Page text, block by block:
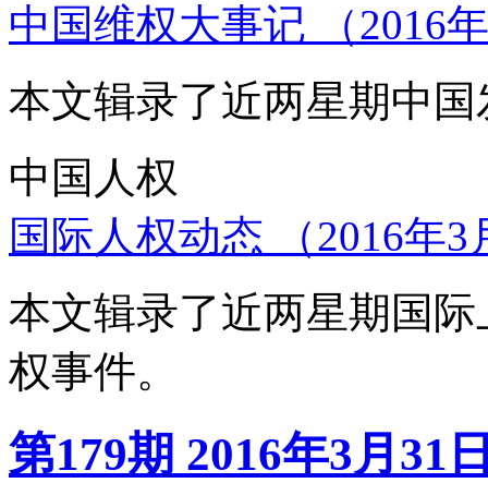
中国维权大事记 （2016
本文辑录了近两星期中
中国人权
国际人权动态 （2016年
本文辑录了近两星期国
权事件。
第179期 2016年3月31